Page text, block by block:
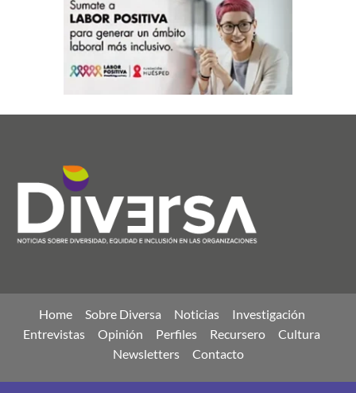
Home Sobre Diversa Noticias
Investigación
Entrevistas
Opinión Perfiles Recursero
Cultura
Newsletters
Contacto